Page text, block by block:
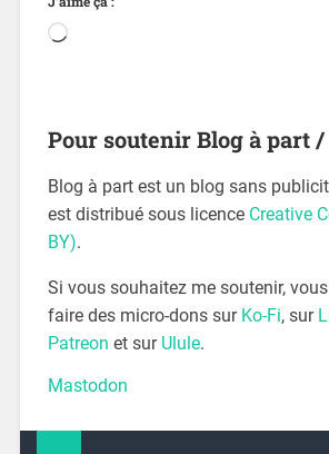
Pour soutenir Blog à part
Blog à part est un blog sans
est distribué sous licence Creative
BY).
Si vous souhaitez me soutenir,
faire des micro-dons sur Ko-Fi, sur
Patreon et sur Ulule.
Mastodon